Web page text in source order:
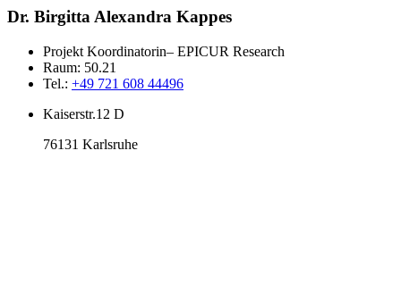
Dr. Birgitta Alexandra Kappes
Projekt Koordinatorin– EPICUR Research
Raum: 50.21
Tel.: +49 721 608 44496
Kaiserstr.12 D
76131 Karlsruhe